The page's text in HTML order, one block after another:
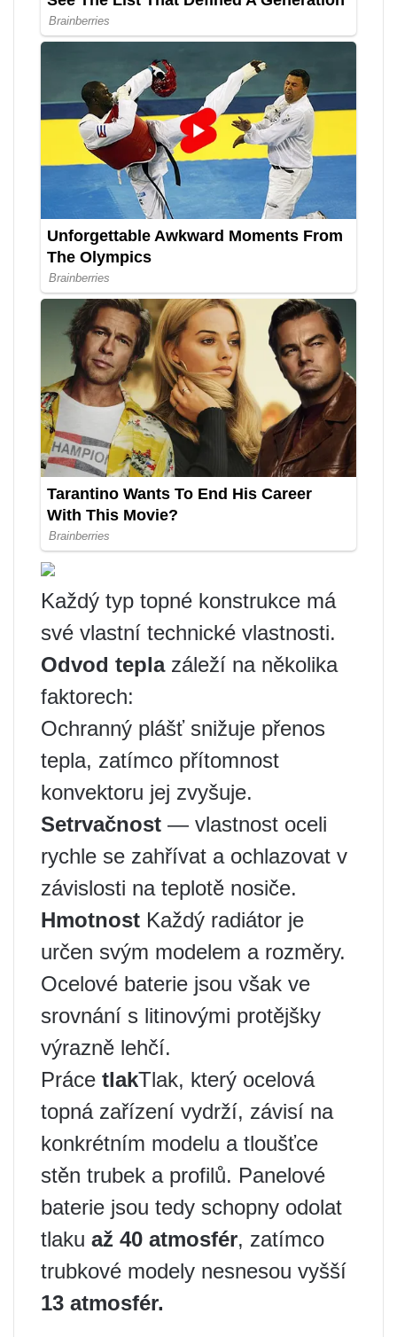
Každý typ topné konstrukce má
své vlastní technické vlastnosti.
Odvod teplazáleží na několika
faktorech:
Ochranný plášť snižuje přenos
tepla, zatímco přítomnost
konvektoru jej zvyšuje.
Setrvačnost — vlastnost oceli
rychle se zahřívat a ochlazovat v
závislosti na teplotě nosiče.
Hmotnost Každý radiátor je
určen svým modelem a rozměry.
Ocelové baterie jsou však ve
srovnání s litinovými protějšky
výrazně lehčí.
Práce tlakTlak, který ocelová
topná zařízení vydrží, závisí na
konkrétním modelu a tloušťce
stěn trubek a profilů. Panelové
baterie jsou tedy schopny odolat
tlaku až 40 atmosfér, zatímco
trubkové modely nesnesou vyšší
13 atmosfér.